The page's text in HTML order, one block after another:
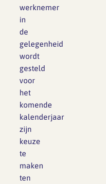
werknemer
in
de
gelegenheid
wordt
gesteld
voor
het
komende
kalenderjaar
zijn
keuze
te
maken
ten